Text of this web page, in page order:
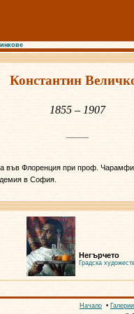
Константин
1855 – 1907
във Флоренция при проф.
в София.
Негърчето
Градска
Начало • Галерии